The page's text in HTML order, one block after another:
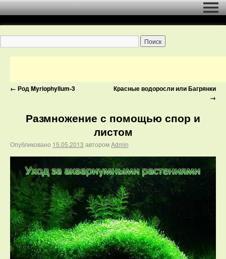
← Род Myriophyllum-3
Красные водоросли или Багрянки
→
Размножение с помощью спор и
листом
Опубликовано 15.05.2013 авторомAdmin